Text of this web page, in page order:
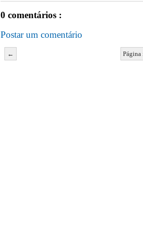
0 comentários :
Postar um comentário
←